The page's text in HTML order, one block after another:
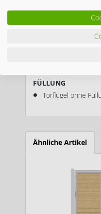
FÜLLUNG
Torflügel ohne
Ähnliche Artikel